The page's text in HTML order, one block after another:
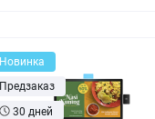
Новинка
Предзаказ
30 дней